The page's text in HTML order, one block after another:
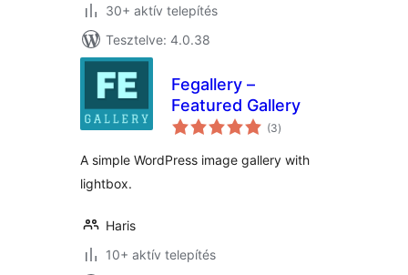
30+ aktív telepítés
Tesztelve: 4.0.38
Fegallery –
Featured Gallery
(3értékelés
összesen
)
A simple WordPress image gallery with
lightbox.
Haris
10+ aktív telepítés